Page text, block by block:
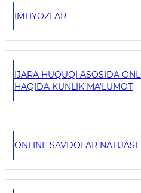
IMTIYOZLAR
IJARA HUQUQI ASOSIDA
HAQIDA KUNLIK MA'LUMOT
ONLINE SAVDOLAR NATIJASI